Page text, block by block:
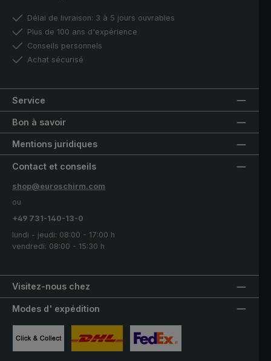
Délai de livraison: 3 à 5 jours ouvrables
Plus de 100 ans d'expérience
Conseils personnels
Achat sécurisé
Service
Bon à savoir
Mentions juridiques
Visitez-nous chez
Contact et conseils
shop@euroschirm.com
ou
+49 731-140-13-0
lundi - jeudi: 08:00 - 17:00 h
vendredi: 08:00 - 15:30 h
Modes d' expédition